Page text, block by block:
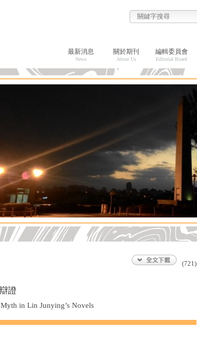
最新消息
News
關於期刊
About Us
編輯委員會
Editorial Board
(721)
證
in Lin Junying’s Novels